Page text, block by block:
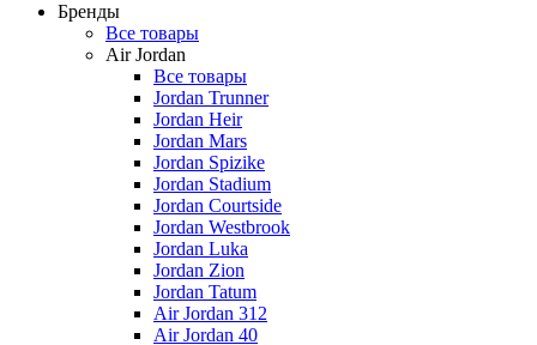
Бренды
Все товары
Air Jordan
Все товары
Jordan Trunner
Jordan Heir
Jordan Mars
Jordan Spizike
Jordan Stadium
Jordan Courtside
Jordan Westbrook
Jordan Luka
Jordan Zion
Jordan Tatum
Air Jordan 312
Air Jordan 40